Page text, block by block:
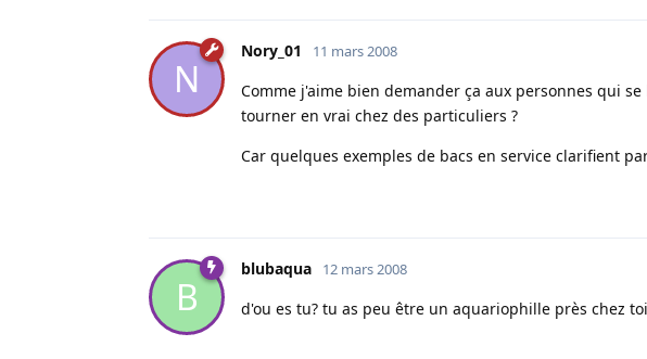
N
Nory_01 11 mars 2008
Comme j'aime bien demander ça aux personnes qui
tourner en vrai chez des particuliers ?
Car quelques exemples de bacs en service clarifient
B
blubaqua 12 mars 2008
d'ou es tu? tu as peu être un aquariophille près chez